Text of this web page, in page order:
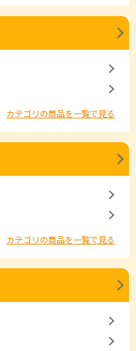
カテゴリの商品を一覧で見る
カテゴリの商品を一覧で見る